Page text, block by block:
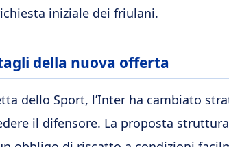
iniziale dei friulani.
della nuova offerta
dello Sport, l’Inter ha cambiato
il difensore. La proposta